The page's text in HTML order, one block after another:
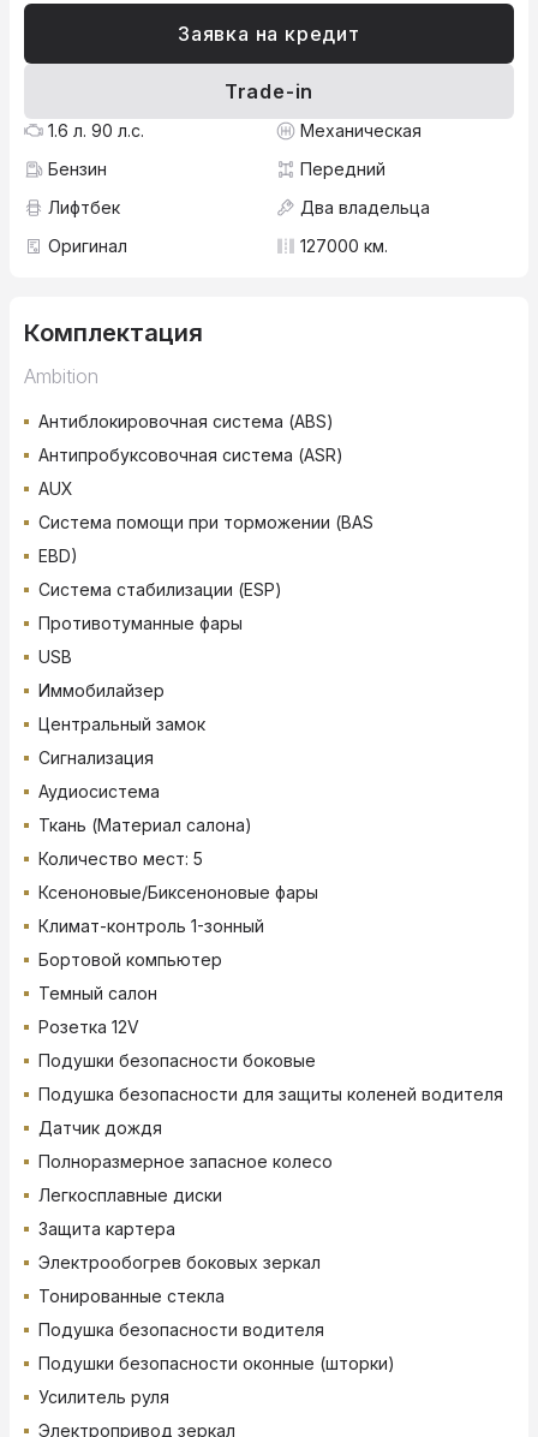
Заявка на кредит
Trade-in
1.6 л. 90 л.с.
Механическая
Бензин
Передний
Лифтбек
Два владельца
Оригинал
127000 км.
Комплектация
Ambition
Антиблокировочная система (ABS)
Антипробуксовочная система (ASR)
AUX
Система помощи при торможении (BAS
EBD)
Система стабилизации (ESP)
Противотуманные фары
USB
Иммобилайзер
Центральный замок
Сигнализация
Аудиосистема
Ткань (Материал салона)
Количество мест: 5
Ксеноновые/Биксеноновые фары
Климат-контроль 1-зонный
Бортовой компьютер
Темный салон
Розетка 12V
Подушки безопасности боковые
Подушка безопасности для защиты коленей водителя
Датчик дождя
Полноразмерное запасное колесо
Легкосплавные диски
Защита картера
Электрообогрев боковых зеркал
Тонированные стекла
Подушка безопасности водителя
Подушки безопасности оконные (шторки)
Усилитель руля
Электропривод зеркал